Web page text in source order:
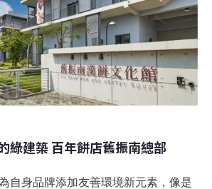
決議通過，預計民國111年12月完
綠建築 百年餅店舊振南總部
自身品牌添加友善環境新元素，像是